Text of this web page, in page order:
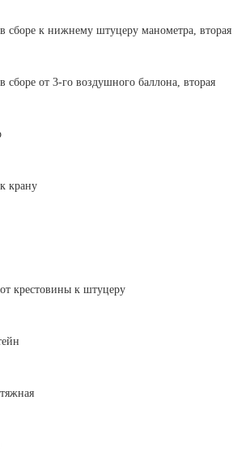
сборе к нижнему штуцеру манометра, вторая
сборе от 3-го воздушного баллона, вторая
крану
крестовины к штуцеру